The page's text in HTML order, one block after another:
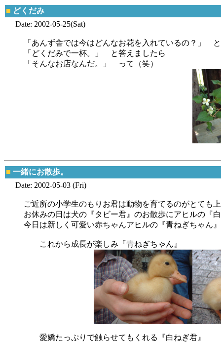
■ どくだみ
Date: 2002-05-25(Sat)
「あんず舎では今はどんなお花を入れているの？」
「どくだみで一杯。」 と答えましたら
「そんなお店なんだ。」 って（笑）
■ 一緒にお散歩。
Date: 2002-05-03 (Fri)
ご近所の小学生のもりお君は動物を育てるのがとても
お休みの日は犬の『タビー君』のお散歩にアヒルの『
今日は新しく可愛い赤ちゃんアヒルの『青ねぎちゃん
これから成長が楽しみ『青ねぎちゃん』
愛嬌たっぷりで触らせてもくれる『白ねぎ君』